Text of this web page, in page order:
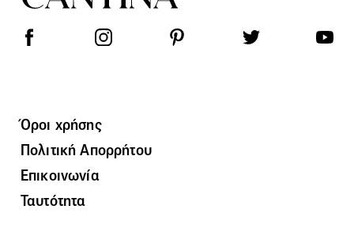
Όροι χρήσης
Πολιτική Απορρήτου
Επικοινωνία
Ταυτότητα